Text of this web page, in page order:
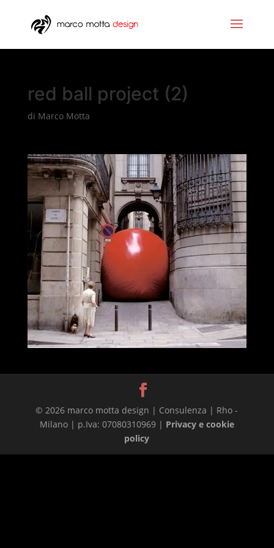
red ball project (2)
di Marco Motta
© 2026 marco motta design | Consulenza | Rho -
Milano | p.Iva: 07080310969 | Privacy e cookie
policy